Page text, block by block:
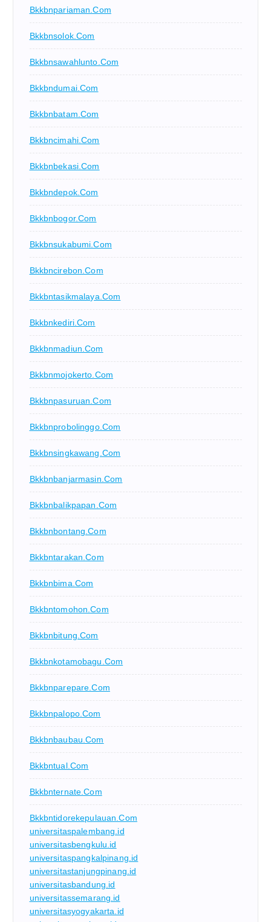
Bkkbnpariaman.com
Bkkbnsolok.com
Bkkbnsawahlunto.com
Bkkbndumai.com
Bkkbnbatam.com
Bkkbncimahi.com
Bkkbnbekasi.com
Bkkbndepok.com
Bkkbnbogor.com
Bkkbnsukabumi.com
Bkkbncirebon.com
Bkkbntasikmalaya.com
Bkkbnkediri.com
Bkkbnmadiun.com
Bkkbnmojokerto.com
Bkkbnpasuruan.com
Bkkbnprobolinggo.com
Bkkbnsingkawang.com
Bkkbnbanjarmasin.com
Bkkbnbalikpapan.com
Bkkbnbontang.com
Bkkbntarakan.com
Bkkbnbima.com
Bkkbntomohon.com
Bkkbnbitung.com
Bkkbnkotamobagu.com
Bkkbnparepare.com
Bkkbnpalopo.com
Bkkbnbaubau.com
Bkkbntual.com
Bkkbnternate.com
Bkkbntidorekepulauan.com
universitaspalembang.id
universitasbengkulu.id
universitaspangkalpinang.id
universitastanjungpinang.id
universitasbandung.id
universitassemarang.id
universitasyogyakarta.id